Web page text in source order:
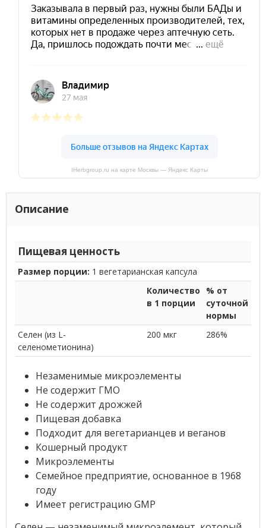
IHerbgroup.ru на карте Москвы — Яндекс Карты
Описание
Пищевая ценность
Размер порции: 1 вегетарианская капсула
Количество
в 1 порции
% от
суточной
нормы
Селен (из L-
селенометионина)
200 мкг 286%
Незаменимые микроэлементы
Не содержит ГМО
Не содержит дрожжей
Пищевая добавка
Подходит для вегетарианцев и веганов
Кошерный продукт
Микроэлементы
Семейное предприятие, основанное в 1968
году
Имеет регистрацию GMP